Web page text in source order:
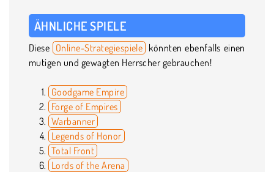
ÄHNLICHE SPIELE
Diese Online-Strategiespiele könnten ebenfalls einen
mutigen und gewagten Herrscher gebrauchen!
Goodgame Empire
Forge of Empires
Warbanner
Legends of Honor
Total Front
Lords of the Arena